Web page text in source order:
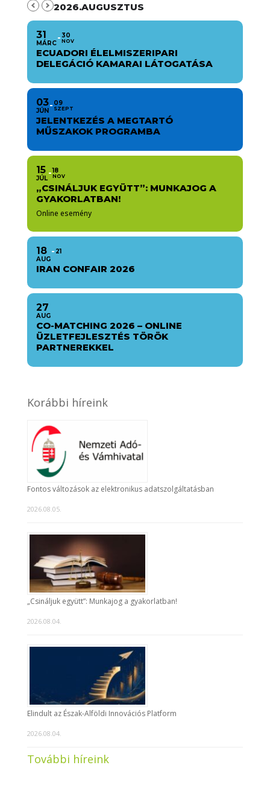
2026.AUGUSZTUS
31
MÁRC
30
NOV
ECUADORI ÉLELMISZERIPARI
DELEGÁCIÓ KAMARAI LÁTOGATÁSA
03
JÚN
09
SZEPT
JELENTKEZÉS A MEGTARTÓ
MŰSZAKOK PROGRAMBA
15
JÚL
18
NOV
„CSINÁLJUK EGYÜTT”: MUNKAJOG A
GYAKORLATBAN!
Online esemény
18
AUG
21
IRAN CONFAIR 2026
27
AUG
CO-MATCHING 2026 – ONLINE
ÜZLETFEJLESZTÉS TÖRÖK
PARTNEREKKEL
Korábbi híreink
Fontos változások az elektronikus adatszolgáltatásban
2026.08.05.
„Csináljuk együtt”: Munkajog a gyakorlatban!
2026.08.04.
Elindult az Észak-Alföldi Innovációs Platform
2026.08.04.
További híreink